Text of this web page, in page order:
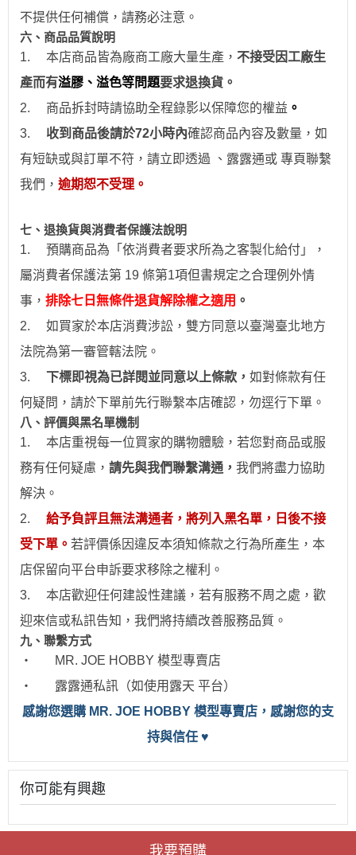
不提供任何補償，請務必注意。
六、商品品質說明
1.
本店商品皆為廠商工廠大量生產， 不接受因工廠生
產而有溢膠、溢色等問題要求退換貨。
2.
商品拆封時請協助全程錄影以保障您的權益 。
3.
收到商品後請於72小時內確認商品內容及數量，如
有短缺或與訂單不符，請立即透過
、露露通或 專頁聯繫
我們， 逾期恕不受理。
七、退換貨與消費者保護法說明
1.
預購商品為「依消費者要求所為之客製化給付」，
屬消費者保護法第 19 條第1項但書規定之合理例外情
事， 排除七日無條件退貨解除權之適用 。
2.
如買家於本店消費涉訟，雙方同意以臺灣臺北地方
法院為第一審管轄法院。
3.
下標即視為已詳閱並同意以上條款， 如對條款有任
何疑問，請於下單前先行聯繫本店確認，勿逕行下單。
八、評價與黑名單機制
1.
本店重視每一位買家的購物體驗，若您對商品或服
務有任何疑慮， 請先與我們聯繫溝通， 我們將盡力協助
解決。
2.
給予負評且無法溝通者，將列入黑名單，日後不接
受下單。 若評價係因違反本須知條款之行為所產生，本
店保留向平台申訴要求移除之權利。
3.
本店歡迎任何建設性建議，若有服務不周之處，歡
迎來信或私訊告知，我們將持續改善服務品質。
九、聯繫方式
‧
MR. JOE HOBBY 模型專賣店
‧
露露通私訊（如使用露天 平台）
感謝您選購 MR. JOE HOBBY 模型專賣店，感謝您的支
持與信任 ♥
你可能有興趣
我要預購